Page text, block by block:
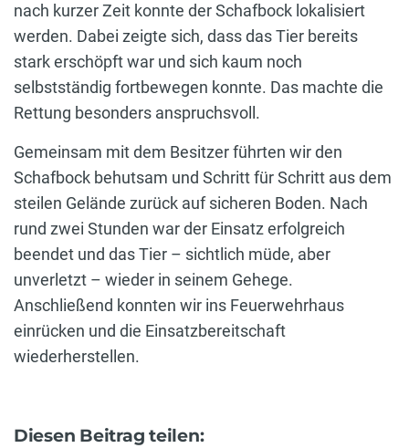
nach kurzer Zeit konnte der Schafbock lokalisiert
werden. Dabei zeigte sich, dass das Tier bereits
stark erschöpft war und sich kaum noch
selbstständig fortbewegen konnte. Das machte die
Rettung besonders anspruchsvoll.
Gemeinsam mit dem Besitzer führten wir den
Schafbock behutsam und Schritt für Schritt aus dem
steilen Gelände zurück auf sicheren Boden. Nach
rund zwei Stunden war der Einsatz erfolgreich
beendet und das Tier – sichtlich müde, aber
unverletzt – wieder in seinem Gehege.
Anschließend konnten wir ins Feuerwehrhaus
einrücken und die Einsatzbereitschaft
wiederherstellen.
Diesen Beitrag teilen: